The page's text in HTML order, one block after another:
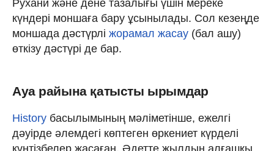
Рухани және дене тазалығы үшін мереке
күндері моншаға бару ұсынылады. Сол кезеңде
моншада дәстүрлі жорамал жасау (бал ашу)
өткізу дәстүрі де бар.
Ауа райына қатысты ырымдар
History басылымының мәліметінше, ежелгі
дәуірде әлемдегі көптеген өркениет күрделі
күнтізбелер жасаған. Әдетте жылдың алғашқы